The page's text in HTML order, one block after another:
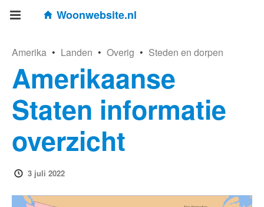
Woonwebsite.nl
Amerika • Landen • Overig • Steden en dorpen
Amerikaanse
Staten informatie
overzicht
3 juli 2022